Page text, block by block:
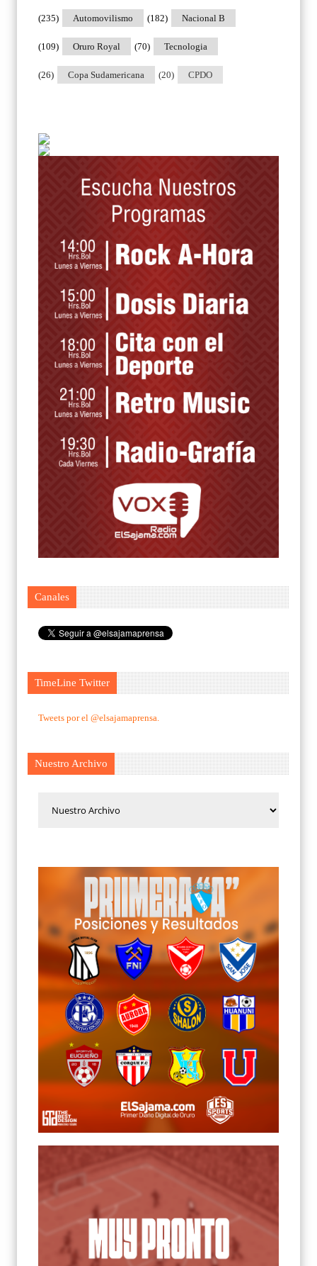
Automovilismo
(235) Nacional B
(182)
Oruro Royal
(109) Tecnologia
(70)
Copa Sudamericana
(26) CPDO
(20)
Canales
TimeLine Twitter
Tweets por el @elsajamaprensa.
Nuestro Archivo